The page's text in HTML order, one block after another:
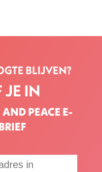
BLIJVEN?
JE IN
PEACE E-